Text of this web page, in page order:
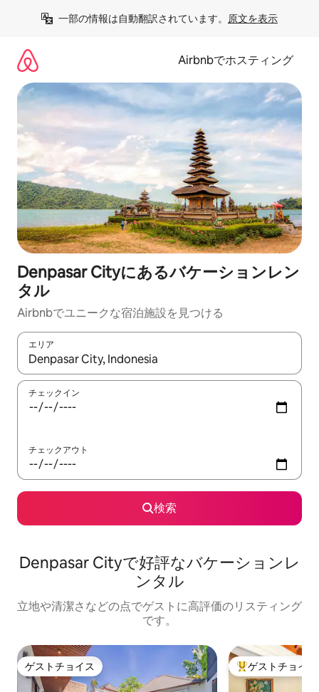
一部の情報は自動翻訳されています。 原文を表示
Airbnbでホスティング
Denpasar Cityにあるバケーションレン
タル
Airbnbでユニークな宿泊施設を見つける
エリア
検索結果が表示されたら、上下の矢印キーを使って移動するか
チェックイン
チェックアウト
検索
Denpasar Cityで好評なバケーションレ
ンタル
立地や清潔さなどの点でゲストに高評価のリスティング
です。
ゲストチョイス
ゲストチョイス 大好評のゲスト
ゲストチョイス